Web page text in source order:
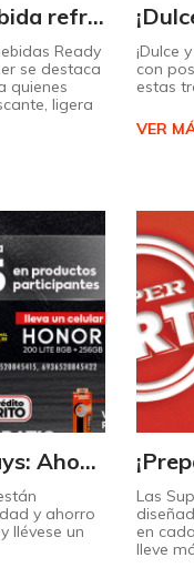
LIT Hard Seltzer: bebida refrescante y ligera para disfrutar de este verano
Ready
se destaca
quienes
ligera
¡Dulce
con
estas
VER
Llegaron los MaxiDays: Ahorre en sus marcas favoritas
y ahorro
llévese un
Las
en
lleve